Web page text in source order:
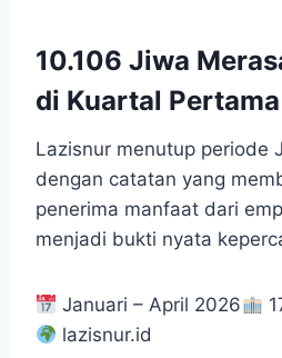
10.106 Jiwa
di Kuartal
Lazisnur menutup periode
dengan catatan yang
penerima manfaat dari
menjadi bukti nyata
Januari – April 2026
lazisnur.id